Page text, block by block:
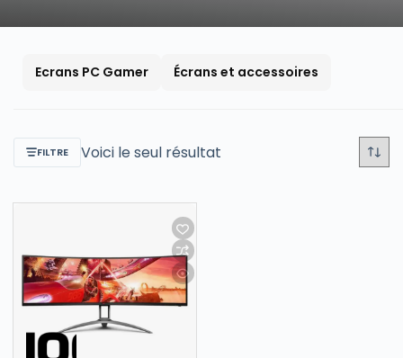
Ecrans PC Gamer Écrans et accessoires
FILTRE Voici le seul résultat